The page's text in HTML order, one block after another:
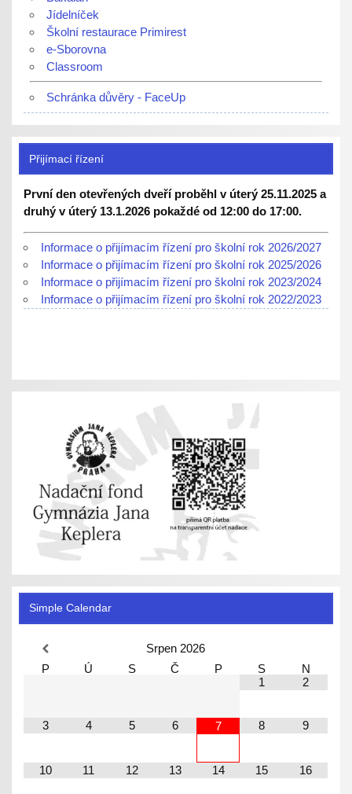
Jídelníček
Školní restaurace Primirest
e-Sborovna
Classroom
Schránka důvěry - FaceUp
Přijímací řízení
První den otevřených dveří proběhl v úterý 25.11.2025 a
druhý v úterý 13.1.2026 pokaždé od 12:00 do 17:00.
Informace o přijímacím řízení pro školní rok 2026/2027
Informace o přijímacím řízení pro školní rok 2025/2026
Informace o přijímacím řízení pro školní rok 2023/2024
Informace o přijímacím řízení pro školní rok 2022/2023
Simple Calendar
Srpen 2026
P
Ú S Č P S
N
1
2
3 4 5 6 7 8 9
10 11 12 13 14 15 16